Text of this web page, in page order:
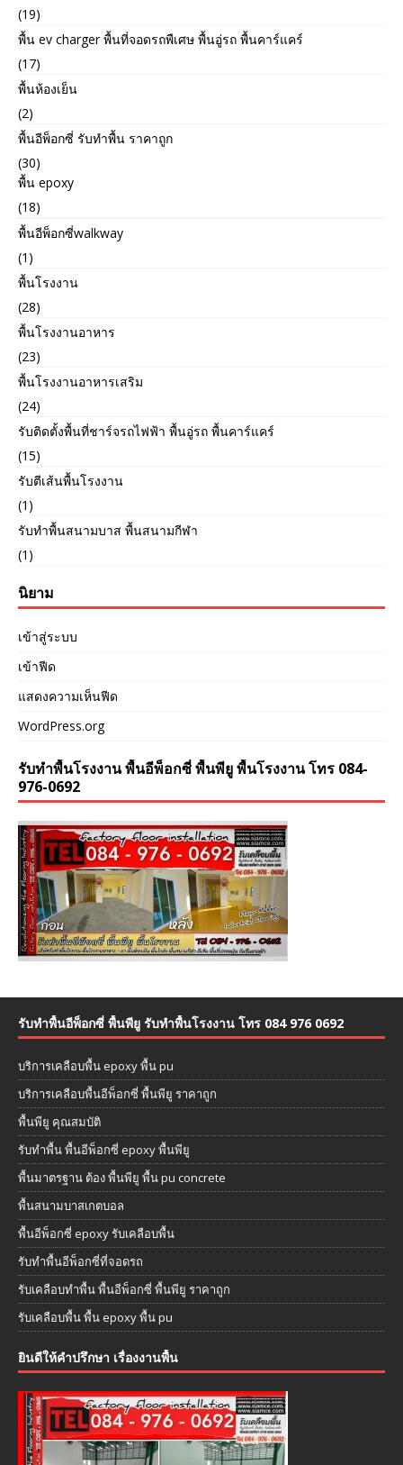
(19)
พื้น ev charger พื้นที่จอดรถพืเศษ พื้นอู่รถ พื้นคาร์แคร์
(17)
พื้นห้องเย็น
(2)
พื้นอีพ็อกซี่ รับทำพื้น ราคาถูก
(30)
พื้น epoxy
(18)
พื้นอีพ็อกซี่walkway
(1)
พื้นโรงงาน
(28)
พื้นโรงงานอาหาร
(23)
พื้นโรงงานอาหารเสริม
(24)
รับติดตั้งพื้นที่ชาร์จรถไฟฟ้า พื้นอู่รถ พื้นคาร์แคร์
(15)
รับตีเส้นพื้นโรงงาน
(1)
รับทำพื้นสนามบาส พื้นสนามกีฬา
(1)
นิยาม
เข้าสู่ระบบ
เข้าฟีด
แสดงความเห็นฟีด
WordPress.org
รับทำพื้นโรงงาน พื้นอีพ็อกซี่ พื้นพียู พื้นโรงงาน โทร 084-
976-0692
รับทำพื้นอีพ็อกซี่ พื้นพียู รับทำพื้นโรงงาน โทร 084 976 0692
บริการเคลือบพื้น epoxy พื้น pu
บริการเคลือบพื้นอีพ็อกซี่ พื้นพียู ราคาถูก
พื้นพียู คุณสมบัติ
รับทำพื้น พื้นอีพ็อกซี่ epoxy พื้นพียู
พื้นมาตรฐาน ต้อง พื้นพียู พื้น pu concrete
พื้นสนามบาสเกตบอล
พื้นอีพ็อกซี่ epoxy รับเคลือบพื้น
รับทำพื้นอีพ็อกซี่ที่จอดรถ
รับเคลือบทำพื้น พื้นอีพ็อกซี่ พื้นพียู ราคาถูก
รับเคลือบพื้น พื้น epoxy พื้น pu
ยินดีให้คำปรึกษา เรื่องงานพื้น